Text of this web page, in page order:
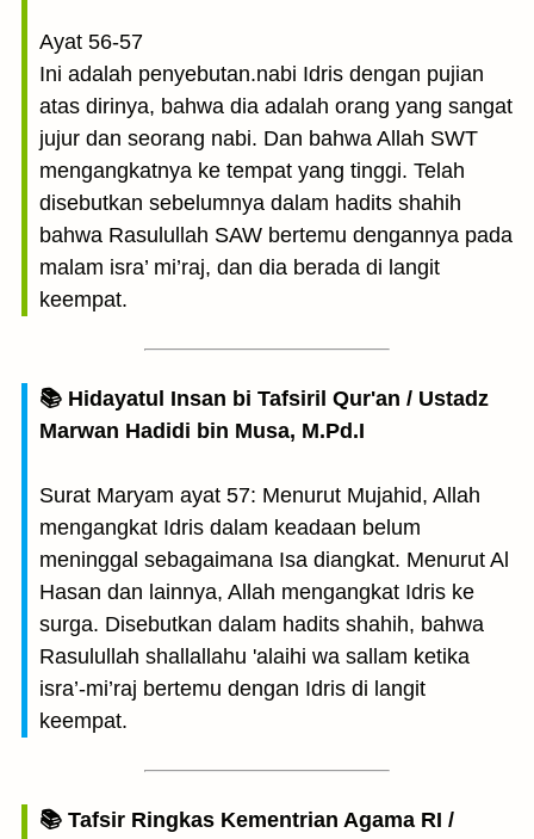
Ayat 56-57
Ini adalah penyebutan.nabi Idris dengan pujian
atas dirinya, bahwa dia adalah orang yang sangat
jujur dan seorang nabi. Dan bahwa Allah SWT
mengangkatnya ke tempat yang tinggi. Telah
disebutkan sebelumnya dalam hadits shahih
bahwa Rasulullah SAW bertemu dengannya pada
malam isra’ mi’raj, dan dia berada di langit
keempat.
📚 Hidayatul Insan bi Tafsiril Qur'an / Ustadz
Marwan Hadidi bin Musa, M.Pd.I
Surat Maryam ayat 57: Menurut Mujahid, Allah
mengangkat Idris dalam keadaan belum
meninggal sebagaimana Isa diangkat. Menurut Al
Hasan dan lainnya, Allah mengangkat Idris ke
surga. Disebutkan dalam hadits shahih, bahwa
Rasulullah shallallahu 'alaihi wa sallam ketika
isra’-mi’raj bertemu dengan Idris di langit
keempat.
📚 Tafsir Ringkas Kementrian Agama RI /